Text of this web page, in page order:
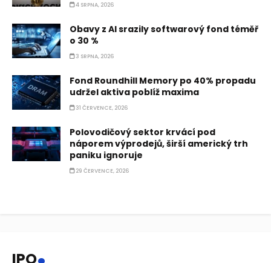
4 SRPNA, 2026
Obavy z AI srazily softwarový fond téměř
o 30 %
3 SRPNA, 2026
Fond Roundhill Memory po 40% propadu
udržel aktiva poblíž maxima
31 ČERVENCE, 2026
Polovodičový sektor krvácí pod
náporem výprodejů, širší americký trh
paniku ignoruje
29 ČERVENCE, 2026
IPO.